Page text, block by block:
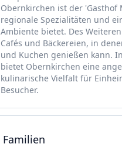
Obernkirchen ist der 'Gasthof
regionale Spezialitäten und
Ambiente bietet. Des
Cafés und Bäckereien, in
und Kuchen genießen kann.
bietet Obernkirchen eine
kulinarische Vielfalt für
Besucher.
Familien